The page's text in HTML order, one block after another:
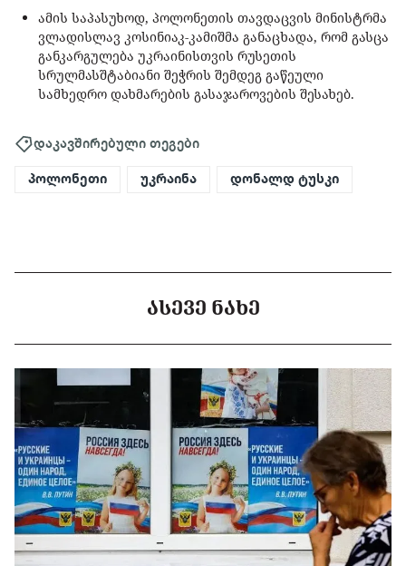
ამის საპასუხოდ, პოლონეთის თავდაცვის მინისტრმა
ვლადისლავ კოსინიაკ-კამიშმა განაცხადა, რომ გასცა
განკარგულება უკრაინისთვის რუსეთის
სრულმასშტაბიანი შეჭრის შემდეგ გაწეული
სამხედრო დახმარების გასაჯაროვების შესახებ.
დაკავშირებული თეგები
პოლონეთი უკრაინა დონალდ ტუსკი
ᲐᲡᲔᲕᲔ ᲜᲐᲮᲔ